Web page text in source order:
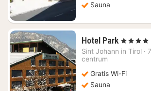
Sauna
Hotel Park 1
nacht
196,36
, 4 Sterren
Sint Johann in Tirol ·
centrum
Gratis Wi-Fi
Sauna